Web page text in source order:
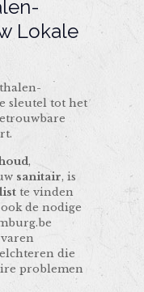
Lokale
sleutel tot het
,
sanitair, is
te vinden
de nodige
die
problemen